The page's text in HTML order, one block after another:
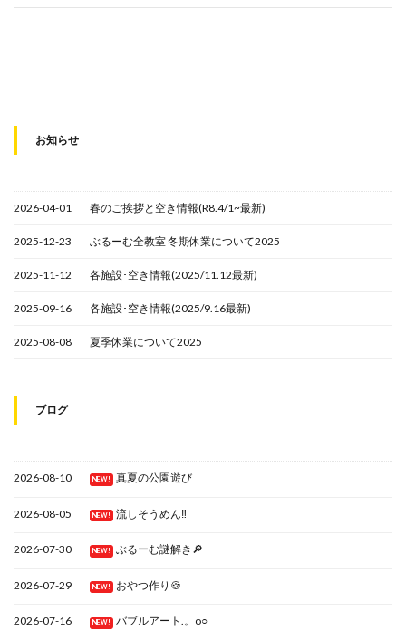
お知らせ
2026-04-01 春のご挨拶と空き情報(R8.4/1~最新)
2025-12-23 ぶるーむ全教室 冬期休業について2025
2025-11-12 各施設･空き情報(2025/11.12最新)
2025-09-16 各施設･空き情報(2025/9.16最新)
2025-08-08 夏季休業について2025
ブログ
2026-08-10 NEW! 真夏の公園遊び
2026-08-05 NEW! 流しそうめん‼
2026-07-30 NEW! ぶるーむ謎解き🔎
2026-07-29 NEW! おやつ作り🍪
2026-07-16 NEW! バブルアート.。o○